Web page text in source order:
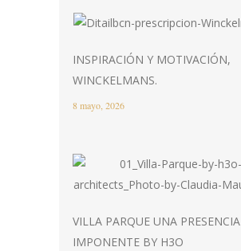
INSPIRACIÓN Y MOTIVACIÓN,
WINCKELMANS.
8 mayo, 2026
VILLA PARQUE UNA PRESENCIA
IMPONENTE BY H3O